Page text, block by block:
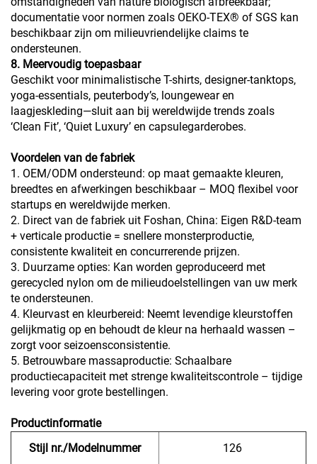
documentatie voor normen zoals OEKO-TEX® of SGS kan
beschikbaar zijn om milieuvriendelijke claims te
ondersteunen.
8. Meervoudig toepasbaar
Geschikt voor minimalistische T-shirts, designer-tanktops,
yoga-essentials, peuterbody’s, loungewear en
laagjeskleding—sluit aan bij wereldwijde trends zoals
‘Clean Fit’, ‘Quiet Luxury’ en capsulegarderobes.
Voordelen van de fabriek
1. OEM/ODM ondersteund: op maat gemaakte kleuren,
breedtes en afwerkingen beschikbaar – MOQ flexibel voor
startups en wereldwijde merken.
2. Direct van de fabriek uit Foshan, China: Eigen R&D-team
+ verticale productie = snellere monsterproductie,
consistente kwaliteit en concurrerende prijzen.
3. Duurzame opties: Kan worden geproduceerd met
gerecycled nylon om de milieudoelstellingen van uw merk
te ondersteunen.
4. Kleurvast en kleurbereid: Neemt levendige kleurstoffen
gelijkmatig op en behoudt de kleur na herhaald wassen –
zorgt voor seizoensconsistentie.
5. Betrouwbare massaproductie: Schaalbare
productiecapaciteit met strenge kwaliteitscontrole – tijdige
levering voor grote bestellingen.
Productinformatie
Stijl nr./Modelnummer
126